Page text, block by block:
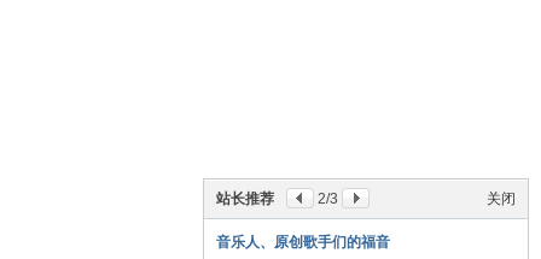
关闭
站长推荐 2/3
音乐人、原创歌手们的福音